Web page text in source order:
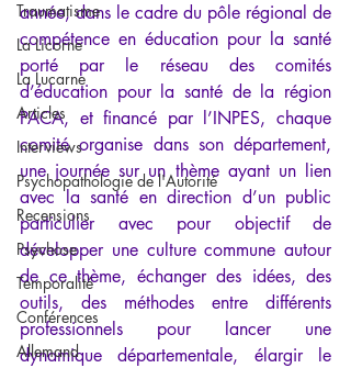
Traumatisme
La Licorne
La Lucarne
Articles
Interviews
Psychopathologie de l'Autorité
Recensions
Psychose
Temporalité
Conférences
Allemand
année, dans le cadre du pôle régional de
compétence en éducation pour la santé
porté par le réseau des comités
d’éducation pour la santé de la région
PACA, et financé par l’INPES, chaque
comité organise dans son département,
une journée sur un thème ayant un lien
avec la santé en direction d’un public
particulier avec pour objectif de
développer une culture commune autour
de ce thème, échanger des idées, des
outils, des méthodes entre différents
professionnels pour lancer une
dynamique départementale, élargir le